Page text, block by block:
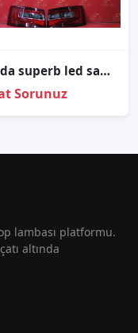
Skoda superb led sağ sol diş stop sıfır hella 2016-2020 3v5945208 3v5945207
Sorunuz
lambası platformu.
altında